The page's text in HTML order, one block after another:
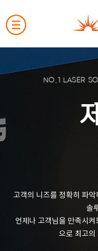
NO.1 LASER
고객의 니즈를 정확히 파
솔
언제나 고객님을 만족시
으로 최고의